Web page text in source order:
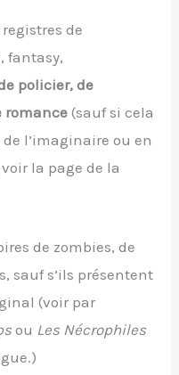
de
fantasy,
policier, de
romance (sauf si cela
l’imaginaire ou en
la page de la
de zombies, de
sauf s’ils présentent
(voir par
ou Les Nécrophiles